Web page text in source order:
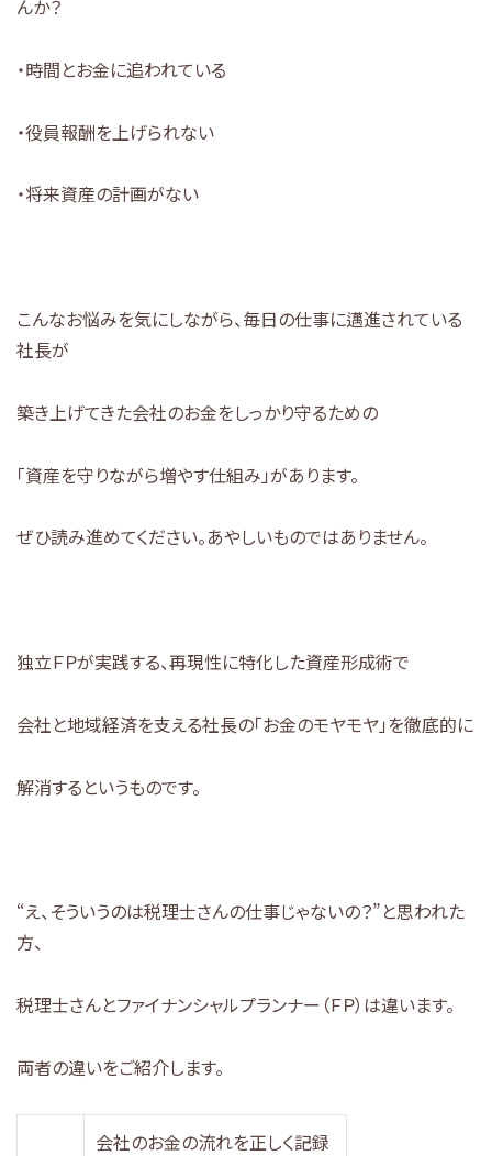
んか？
・時間とお金に追われている
・役員報酬を上げられない
・将来資産の計画がない
こんなお悩みを気にしながら、毎日の仕事に邁進されている
社長が
築き上げてきた会社のお金をしっかり守るための
「資産を守りながら増やす仕組み」があります。
ぜひ読み進めてください。あやしいものではありません。
独立ＦＰが実践する、再現性に特化した資産形成術で
会社と地域経済を支える社長の「お金のモヤモヤ」を徹底的に
解消するというものです。
“え、そういうのは税理士さんの仕事じゃないの？”と思われた
方、
税理士さんとファイナンシャルプランナー（ＦＰ）は違います。
両者の違いをご紹介します。
会社のお金の流れを正しく記録